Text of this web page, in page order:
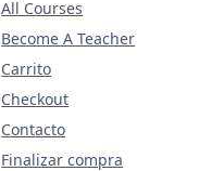
All Courses
Become A Teacher
Carrito
Checkout
Contacto
Finalizar compra